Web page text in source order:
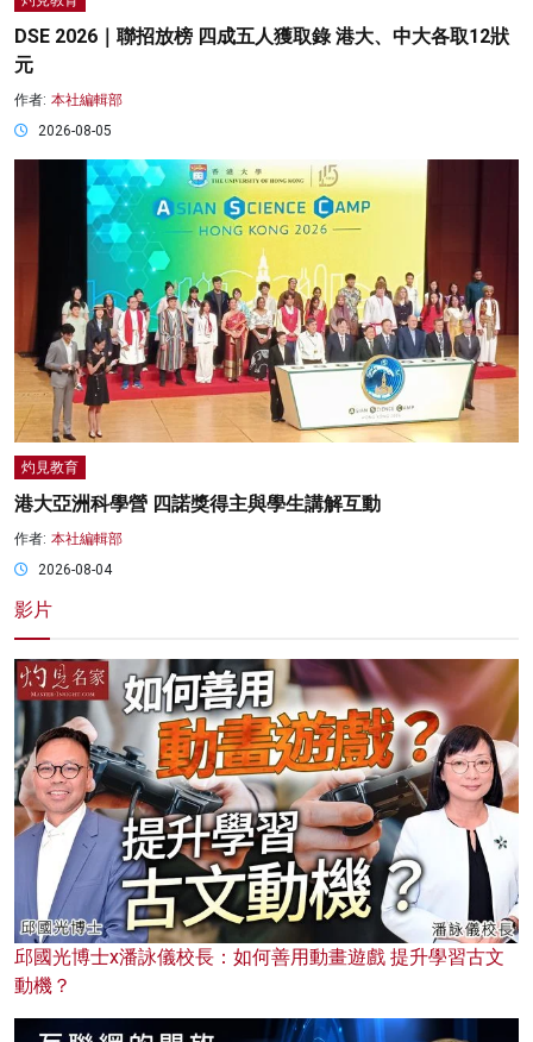
DSE 2026｜聯招放榜 四成五人獲取錄 港大、中大各取12狀
元
作者: 本社編輯部
2026-08-05
灼見教育
港大亞洲科學營 四諾獎得主與學生講解互動
作者: 本社編輯部
2026-08-04
影片
邱國光博士x潘詠儀校長：如何善用動畫遊戲 提升學習古文
動機？